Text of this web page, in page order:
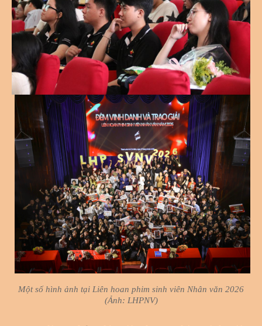
Một số hình ảnh tại Liên hoan phim sinh viên Nhân văn 2026
(Ảnh: LHPNV)